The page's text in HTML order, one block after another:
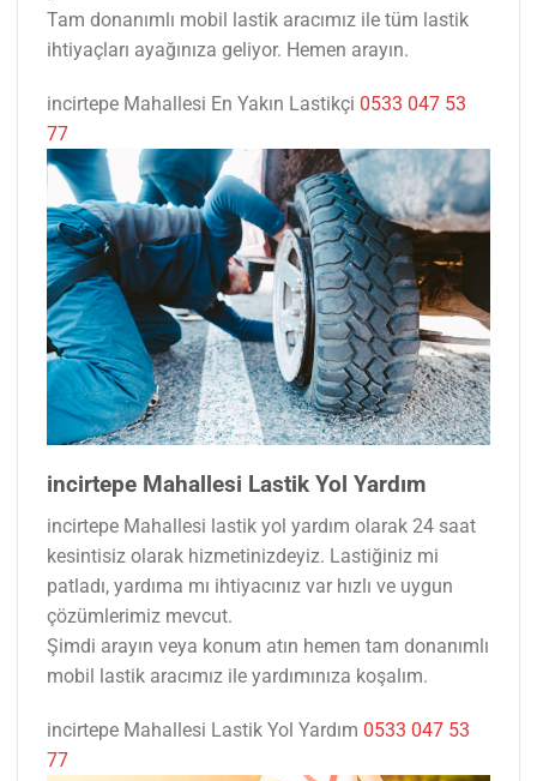
Tam donanımlı mobil lastik aracımız ile tüm lastik
ihtiyaçları ayağınıza geliyor. Hemen arayın.
incirtepe Mahallesi En Yakın Lastikçi 0533 047 53
77
incirtepe Mahallesi Lastik Yol Yardım
incirtepe Mahallesi lastik yol yardım olarak 24 saat
kesintisiz olarak hizmetinizdeyiz. Lastiğiniz mi
patladı, yardıma mı ihtiyacınız var hızlı ve uygun
çözümlerimiz mevcut.
Şimdi arayın veya konum atın hemen tam donanımlı
mobil lastik aracımız ile yardımınıza koşalım.
incirtepe Mahallesi Lastik Yol Yardım 0533 047 53
77